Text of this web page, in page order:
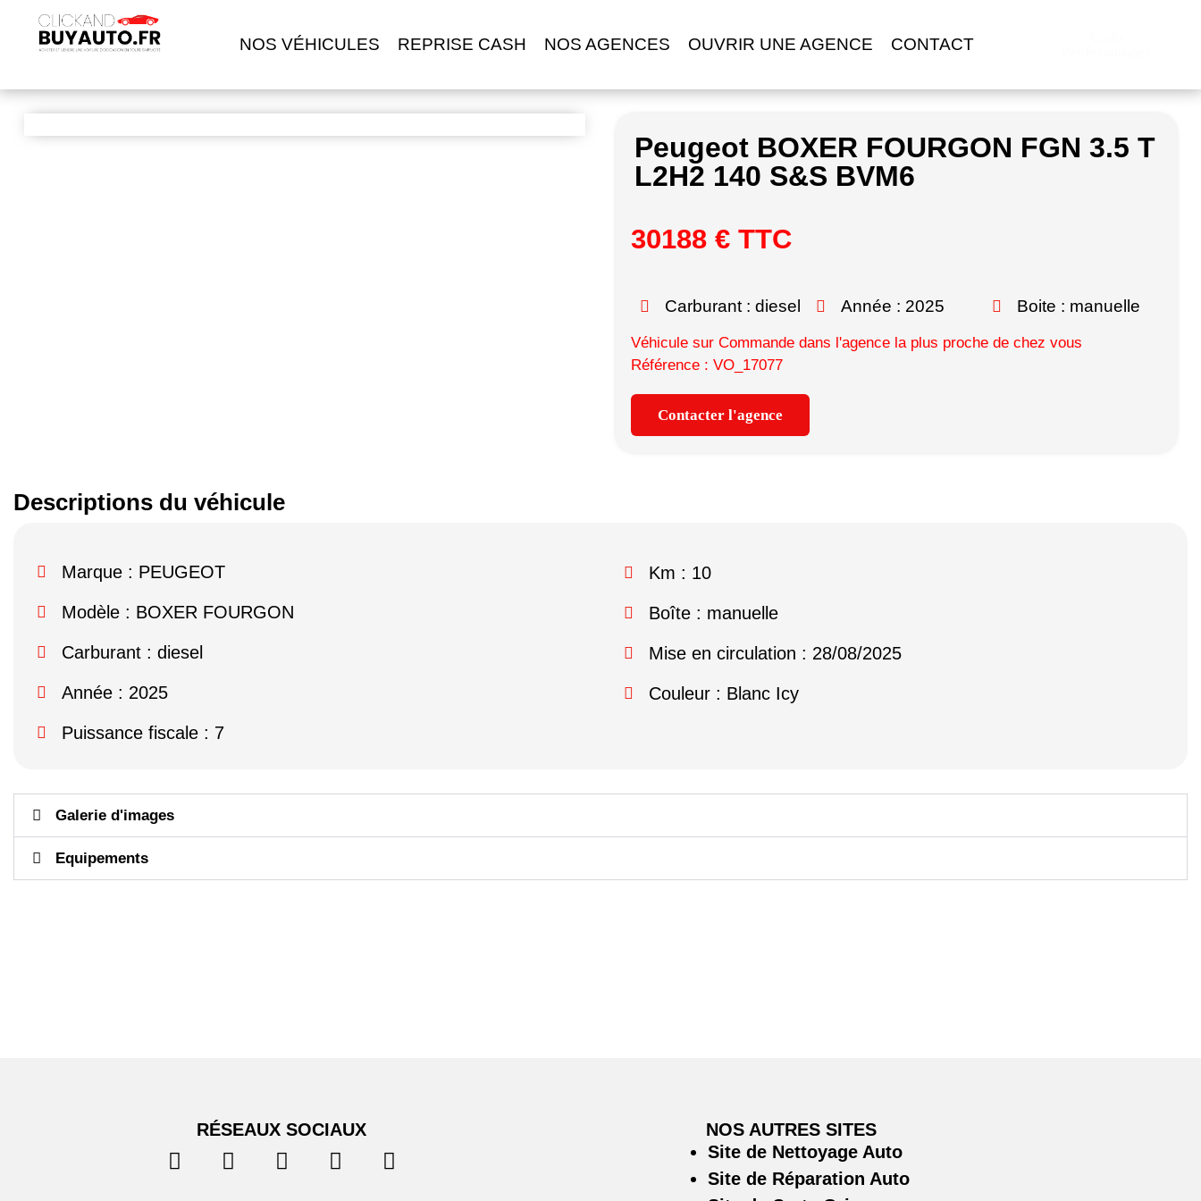
NOS VÉHICULES REPRISE CASH NOS AGENCES OUVRIR UNE AGENCE CONTACT
Peugeot BOXER FOURGON FGN 3.5 T
L2H2 140 S&S BVM6
30188 € TTC
Carburant : diesel Année : 2025 Boite : manuelle
Véhicule sur Commande dans l'agence la plus proche de chez vous
Référence : VO_17077
Contacter l'agence
Descriptions du véhicule
Marque : PEUGEOT
Modèle : BOXER FOURGON
Carburant : diesel
Année : 2025
Puissance fiscale : 7
Km : 10
Boîte : manuelle
Mise en circulation : 28/08/2025
Couleur : Blanc Icy
Galerie d'images
Equipements
RÉSEAUX SOCIAUX
NOS AUTRES SITES
Site de Nettoyage Auto
Site de Réparation Auto